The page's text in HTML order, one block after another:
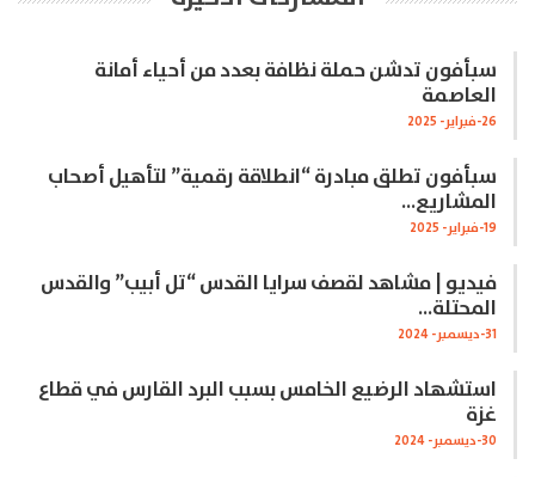
سبأفون تدشن حملة نظافة بعدد من أحياء أمانة
العاصمة
26-فبراير- 2025
سبأفون تطلق مبادرة “انطلاقة رقمية” لتأهيل أصحاب
المشاريع…
19-فبراير- 2025
فيديو | مشاهد لقصف سرايا القدس “تل أبيب” والقدس
المحتلة…
31-ديسمبر- 2024
استشهاد الرضيع الخامس بسبب البرد القارس في قطاع
غزة
30-ديسمبر- 2024